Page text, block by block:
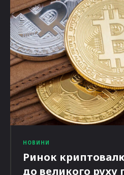
НОВИНИ
Ринок
до великого руху